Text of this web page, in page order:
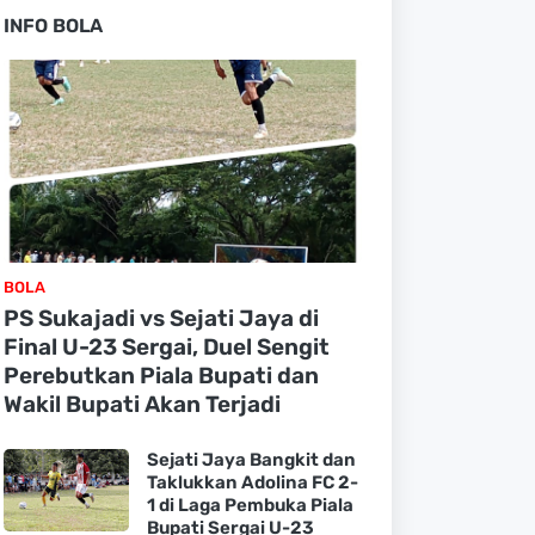
INFO BOLA
BOLA
PS Sukajadi vs Sejati Jaya di
Final U-23 Sergai, Duel Sengit
Perebutkan Piala Bupati dan
Wakil Bupati Akan Terjadi
Sejati Jaya Bangkit dan
Taklukkan Adolina FC 2-
1 di Laga Pembuka Piala
Bupati Sergai U-23